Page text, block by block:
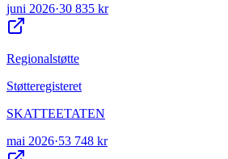
juni 2026·30 835 kr
Regionalstøtte
Støtteregisteret
SKATTEETATEN
mai 2026·53 748 kr